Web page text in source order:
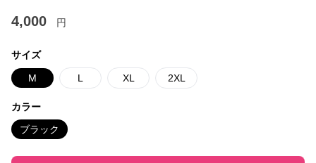
4,000 円
サイズ
M L XL 2XL
カラー
ブラック